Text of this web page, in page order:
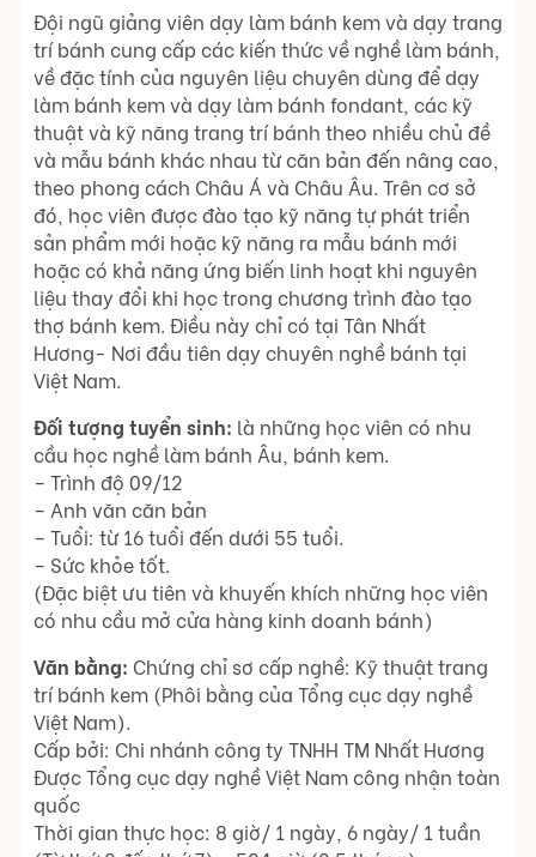
Đội ngũ giảng viên dạy làm bánh kem và dạy trang
trí bánh cung cấp các kiến thức về nghề làm bánh,
về đặc tính của nguyên liệu chuyên dùng để dạy
làm bánh kem và dạy làm bánh fondant, các kỹ
thuật và kỹ năng trang trí bánh theo nhiều chủ đề
và mẫu bánh khác nhau từ căn bản đến nâng cao,
theo phong cách Châu Á và Châu Âu. Trên cơ sở
đó, học viên được đào tạo kỹ năng tự phát triển
sản phẩm mới hoặc kỹ năng ra mẫu bánh mới
hoặc có khả năng ứng biến linh hoạt khi nguyên
liệu thay đổi khi học trong chương trình đào tạo
thợ bánh kem. Điều này chỉ có tại Tân Nhất
Hương- Nơi đầu tiên dạy chuyên nghề bánh tại
Việt Nam.
Đối tượng tuyển sinh: là những học viên có nhu
cầu học nghề làm bánh Âu, bánh kem.
– Trình độ 09/12
– Anh văn căn bản
– Tuổi: từ 16 tuổi đến dưới 55 tuổi.
– Sức khỏe tốt.
(Đặc biệt ưu tiên và khuyến khích những học viên
có nhu cầu mở cửa hàng kinh doanh bánh)
Văn bằng: Chứng chỉ sơ cấp nghề: Kỹ thuật trang
trí bánh kem (Phôi bằng của Tổng cục dạy nghề
Việt Nam).
Cấp bởi: Chi nhánh công ty TNHH TM Nhất Hương
Được Tổng cục dạy nghề Việt Nam công nhận toàn
quốc
Thời gian thực học: 8 giờ/ 1 ngày, 6 ngày/ 1 tuần